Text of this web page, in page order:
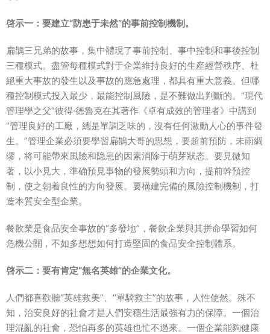
啓示一：要建立“防患于未然”的事前控制機制。
扁鵲三兄弟的故事，集中體現了事前控制、事中控制和事後控制
三種模式。盡管每種模式對于企業維持良好的生産經營秩序、杜
絕重大事故的發生以及事故的應急處理，都具有重大意義。但哪
種控制模式投入最少，最能控制風險，是不難做出判斷的。“現代
管理學之父”彼得·德魯克在其著作《卓有成效的管理者》中講到
“管理良好的工廠，總是單調乏味的，沒有任何激動人心的事件發
生。”管理企業必須要學習扁鵲大哥的思想，要超前預防，未雨綢
缪，将可能帶來風險和隐患的因素消除于萌芽狀态。要見微知
著，以小見大，準确預見事物的發展勢頭和方向，提前幹預控
制，使之朝着良性的方向發展。要構建完備的風險控制機制，打
造本質安全型企業。
餐飲業是食品安全事故的“多發地”，餐飲企業與其拼命學習如何
危機公關，不如多想想如何打造堅固的食品安全控制體系。
啓示二：要有肯定“無名英雄”的企業文化。
人們都喜歡聽“英雄救美”、“單騎救主”的故事，人性使然。殊不
知，治安良好的社會才是人們安穩生活最強有力的保障。一個治
理混亂的社會，恐怕再多的英雄也忙不過來。一個企業能夠健康